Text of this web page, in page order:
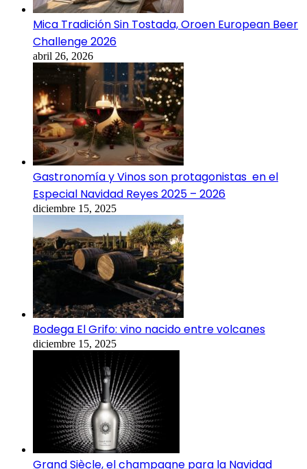
Mica Tradición Sin Tostada, Oroen European Beer
Challenge 2026
abril 26, 2026
Gastronomía y Vinos son protagonistas en el
Especial Navidad Reyes 2025 – 2026
diciembre 15, 2025
Bodega El Grifo: vino nacido entre volcanes
diciembre 15, 2025
Grand Siècle, el champagne para la Navidad